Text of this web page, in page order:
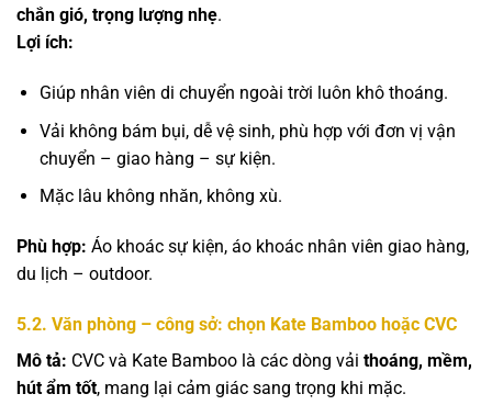
chắn gió, trọng lượng nhẹ.
Lợi ích:
Giúp nhân viên di chuyển ngoài trời luôn khô thoáng.
Vải không bám bụi, dễ vệ sinh, phù hợp với đơn vị vận
chuyển – giao hàng – sự kiện.
Mặc lâu không nhăn, không xù.
Phù hợp: Áo khoác sự kiện, áo khoác nhân viên giao hàng,
du lịch – outdoor.
5.2. Văn phòng – công sở: chọn Kate Bamboo hoặc CVC
Mô tả: CVC và Kate Bamboo là các dòng vải thoáng, mềm,
hút ẩm tốt, mang lại cảm giác sang trọng khi mặc.